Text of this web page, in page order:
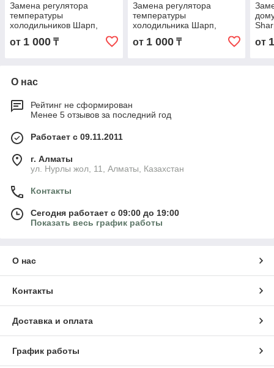
Замена регулятора
температуры
холодильников Шарп,
от 1 000 ₸
Замена регулятора
температуры
холодильника Шарп,
от 1 000₸ от
О нас
Рейтинг не сформирован
Менее 5 отзывов за последний год
Работает с 09.11.2011
г. Алматы
ул. Нурлы жол, 11, Алматы, Казахстан
Контакты
Сегодня работает с 09:00 до 19:00
Показать весь график работы
О нас
Контакты
Доставка и оплата
График работы